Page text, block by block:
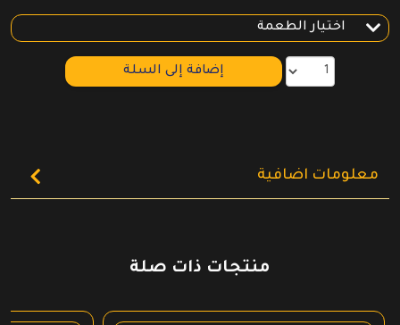
إضافة إلى السلة
معلومات اضافية
منتجات ذات صلة